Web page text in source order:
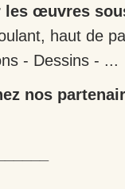
les œuvres
haut de
- Dessins - ...
nos